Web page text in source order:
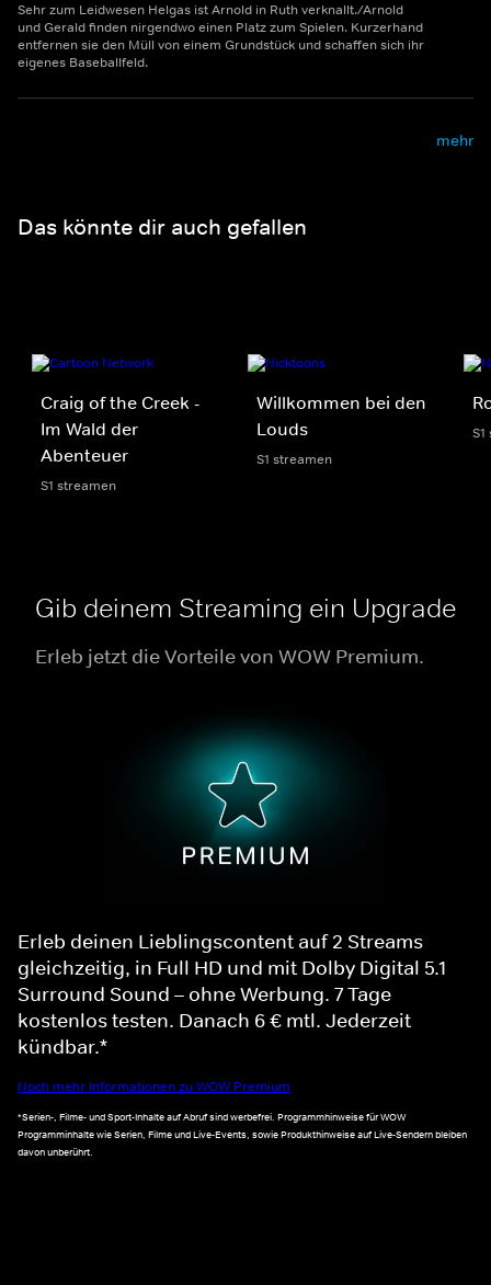
Sehr zum Leidwesen Helgas ist Arnold in Ruth verknallt./Arnold
und Gerald finden nirgendwo einen Platz zum Spielen. Kurzerhand
entfernen sie den Müll von einem Grundstück und schaffen sich ihr
eigenes Baseballfeld.
mehr
Das könnte dir auch gefallen
Craig of the Creek -
Im Wald der
Abenteuer
S1 streamen
Willkommen bei den
Louds
S1 streamen
Gib deinem Streaming ein Upgrade
Erleb jetzt die Vorteile von WOW Premium.
Erleb deinen Lieblingscontent auf 2 Streams
gleichzeitig, in Full HD und mit Dolby Digital 5.1
Surround Sound – ohne Werbung. 7 Tage
kostenlos testen. Danach 6 € mtl. Jederzeit
kündbar.*
Noch mehr Informationen zu WOW Premium
*Serien-, Filme- und Sport-Inhalte auf Abruf sind werbefrei. Programmhinweise für WOW
Programminhalte wie Serien, Filme und Live-Events, sowie Produkthinweise auf Live-Sendern bleiben
davon unberührt.